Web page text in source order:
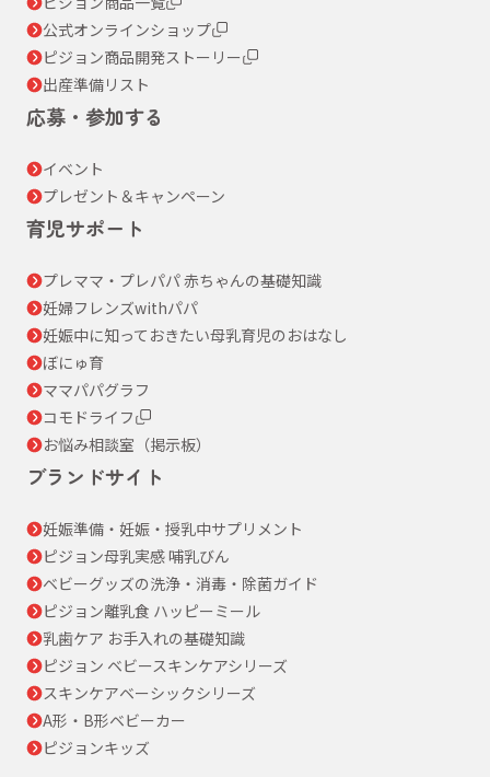
公式オンラインショップ
ピジョン商品開発ストーリー
出産準備リスト
応募・参加する
イベント
プレゼント＆キャンペーン
育児サポート
プレママ・プレパパ 赤ちゃんの基礎知識
妊婦フレンズwithパパ
妊娠中に知っておきたい母乳育児のおはなし
ぼにゅ育
ママパパグラフ
コモドライフ
お悩み相談室（掲示板）
ブランドサイト
妊娠準備・妊娠・授乳中サプリメント
ピジョン母乳実感 哺乳びん
ベビーグッズの洗浄・消毒・除菌ガイド
ピジョン離乳食 ハッピーミール
乳歯ケア お手入れの基礎知識
ピジョン ベビースキンケアシリーズ
スキンケアベーシックシリーズ
A形・B形ベビーカー
ピジョンキッズ